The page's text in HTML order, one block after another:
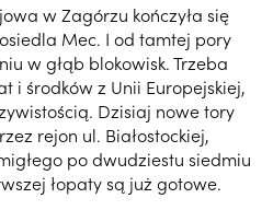
w Zagórzu kończyła się
Mec. I od tamtej pory
w głąb blokowisk. Trzeba
i środków z Unii Europejskiej,
Dzisiaj nowe tory
rejon ul. Białostockiej,
po dwudziestu siedmiu
łopaty są już gotowe.